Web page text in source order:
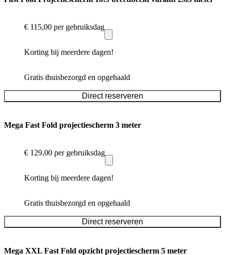
€ 115,00 per gebruiksdag
Korting bij meerdere dagen!
Gratis thuisbezorgd en opgehaald
Direct reserveren
Mega Fast Fold projectiescherm 3 meter
€ 129,00 per gebruiksdag
Korting bij meerdere dagen!
Gratis thuisbezorgd en opgehaald
Direct reserveren
Mega XXL Fast Fold opzicht projectiescherm 5 meter